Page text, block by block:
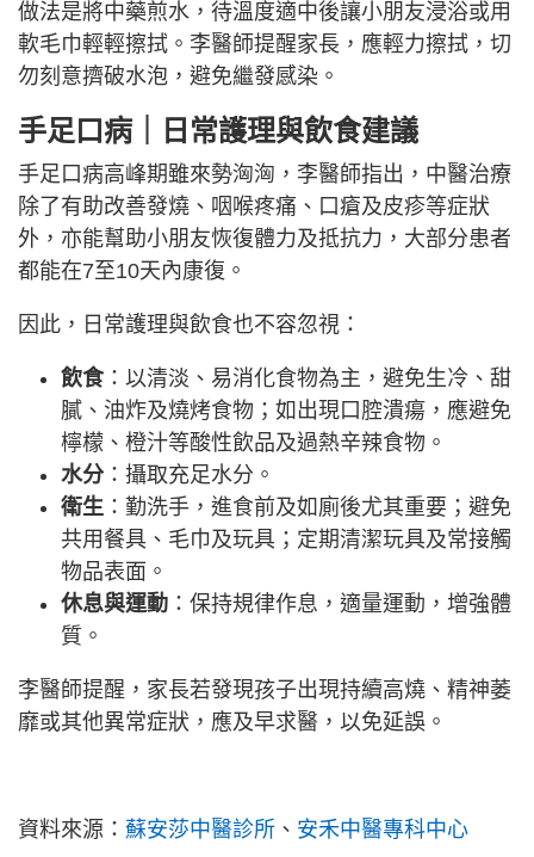
做法是將中藥煎水，待溫度適中後讓小朋友浸浴或用
軟毛巾輕輕擦拭。李醫師提醒家長，應輕力擦拭，切
勿刻意擠破水泡，避免繼發感染。
手足口病｜日常護理與飲食建議
手足口病高峰期雖來勢洶洶，李醫師指出，中醫治療
除了有助改善發燒、咽喉疼痛、口瘡及皮疹等症狀
外，亦能幫助小朋友恢復體力及抵抗力，大部分患者
都能在7至10天內康復。
因此，日常護理與飲食也不容忽視：
飲食：以清淡、易消化食物為主，避免生冷、甜
膩、油炸及燒烤食物；如出現口腔潰瘍，應避免
檸檬、橙汁等酸性飲品及過熱辛辣食物。
水分 ：攝取充足水分。
衛生 ：勤洗手，進食前及如廁後尤其重要；避免
共用餐具、毛巾及玩具；定期清潔玩具及常接觸
物品表面。
休息與運動 ：保持規律作息，適量運動，增強體
質。
李醫師提醒，家長若發現孩子出現持續高燒、精神萎
靡或其他異常症狀，應及早求醫，以免延誤。
資料來源： 蘇安莎中醫診所 、 安禾中醫專科中心